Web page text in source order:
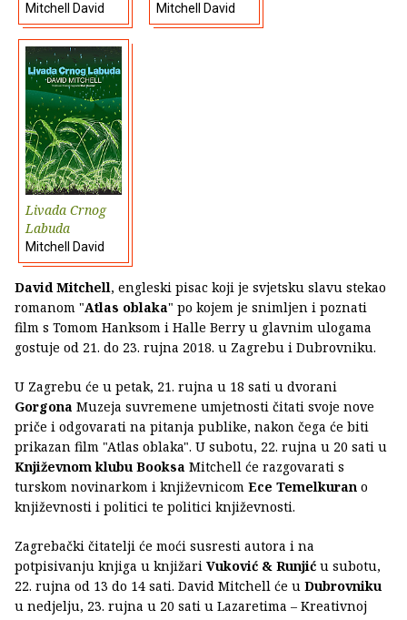
Mitchell David Mitchell David
Livada Crnog
Labuda
Mitchell David
David Mitchell, engleski pisac koji je svjetsku slavu stekao
romanom "Atlas oblaka" po kojem je snimljen i poznati
film s Tomom Hanksom i Halle Berry u glavnim ulogama
gostuje od 21. do 23. rujna 2018. u Zagrebu i Dubrovniku.
U Zagrebu će u petak, 21. rujna u 18 sati u dvorani
Gorgona Muzeja suvremene umjetnosti čitati svoje nove
priče i odgovarati na pitanja publike, nakon čega će biti
prikazan film "Atlas oblaka". U subotu, 22. rujna u 20 sati u
Književnom klubu Booksa Mitchell će razgovarati s
turskom novinarkom i književnicom Ece Temelkuran o
književnosti i politici te politici književnosti.
Zagrebački čitatelji će moći susresti autora i na
potpisivanju knjiga u knjižari Vuković & Runjić u subotu,
22. rujna od 13 do 14 sati. David Mitchell će u Dubrovniku
u nedjelju, 23. rujna u 20 sati u Lazaretima – Kreativnoj